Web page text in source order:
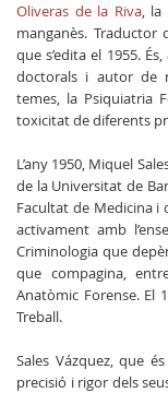
Oliveras de la Riva, la
manganès. Traductor
que s’edita el 1955.
doctorals i autor de
temes, la Psiquiatria
toxicitat de diferents
L’any 1950, Miquel
de la Universitat de
Facultat de Medicina i
activament amb
Criminologia que
que compagina,
Anatòmic Forense. El
Treball.
Sales Vázquez, que
precisió i rigor dels